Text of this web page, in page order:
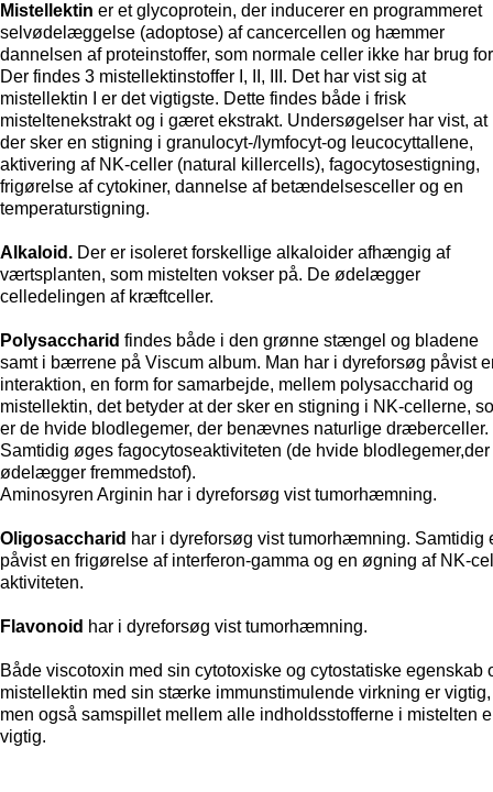
Mistellektin er et glycoprotein, der inducerer en programmeret
selvødelæggelse (adoptose) af cancercellen og hæmmer
dannelsen af proteinstoffer, som normale celler ikke har brug
Der findes 3 mistellektinstoffer I, II, III. Det har vist sig at
mistellektin I er det vigtigste. Dette findes både i frisk
misteltenekstrakt og i gæret ekstrakt. Undersøgelser har vist, at
der sker en stigning i granulocyt-/lymfocyt-og leucocyttallene,
aktivering af NK-celler (natural killercells), fagocytosestigning,
frigørelse af cytokiner, dannelse af betændelsesceller og en
temperaturstigning.
Alkaloid. Der er isoleret forskellige alkaloider afhængig af
værtsplanten, som mistelten vokser på. De ødelægger
celledelingen af kræftceller.
Polysaccharid findes både i den grønne stængel og bladene
samt i bærrene på Viscum album. Man har i dyreforsøg påvist
interaktion, en form for samarbejde, mellem polysaccharid og
mistellektin, det betyder at der sker en stigning i NK-cellerne,
er de hvide blodlegemer, der benævnes naturlige dræberceller.
Samtidig øges fagocytoseaktiviteten (de hvide blodlegemer,der
ødelægger fremmedstof).
Aminosyren Arginin har i dyreforsøg vist tumorhæmning.
Oligosaccharid har i dyreforsøg vist tumorhæmning. Samtidig
påvist en frigørelse af interferon-gamma og en øgning af NK-
aktiviteten.
Flavonoid har i dyreforsøg vist tumorhæmning.
Både viscotoxin med sin cytotoxiske og cytostatiske egenskab
mistellektin med sin stærke immunstimulende virkning er vigtig,
men også samspillet mellem alle indholdsstofferne i mistelten
vigtig.